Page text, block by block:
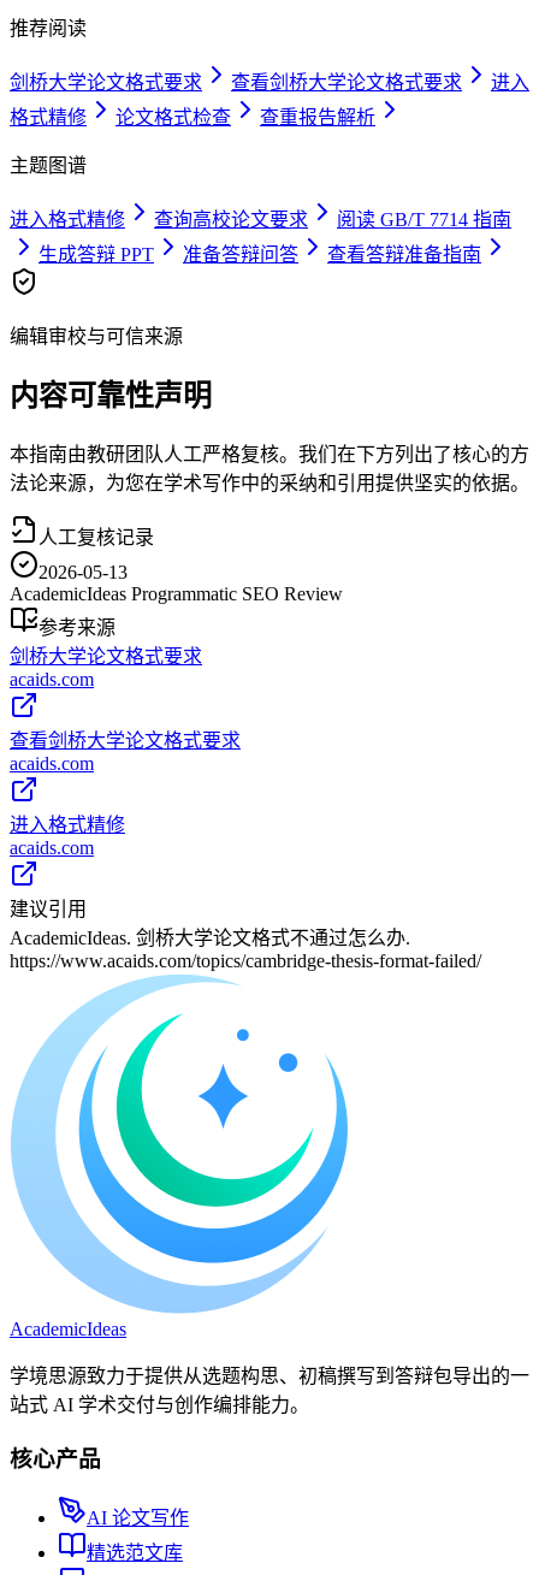
推荐阅读
剑桥大学论文格式要求 查看剑桥大学论文格式要求
进入
格式精修
论文格式检查 查重报告解析
主题图谱
进入格式精修 查询高校论文要求
阅读 GB/T 7714 指南
生成答辩 PPT
准备答辩问答 查看答辩准备指南
编辑审校与可信来源
内容可靠性声明
本指南由教研团队人工严格复核。我们在下方列出了核心的方
法论来源，为您在学术写作中的采纳和引用提供坚实的依据。
人工复核记录
2026-05-13
AcademicIdeas Programmatic SEO Review
参考来源
剑桥大学论文格式要求
acaids.com
查看剑桥大学论文格式要求
acaids.com
进入格式精修
acaids.com
建议引用
AcademicIdeas. 剑桥大学论文格式不通过怎么办.
https://www.acaids.com/topics/cambridge-thesis-format-failed/
AcademicIdeas
学境思源致力于提供从选题构思、初稿撰写到答辩包导出的一
站式 AI 学术交付与创作编排能力。
核心产品
AI 论文写作
精选范文库